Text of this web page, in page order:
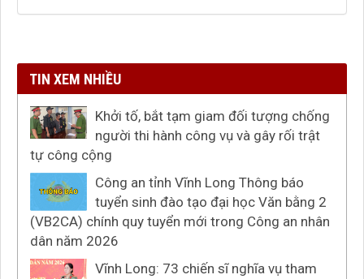
TIN XEM NHIỀU
Khởi tố, bắt tạm giam đối tượng chống
người thi hành công vụ và gây rối trật
tự công cộng
Công an tỉnh Vĩnh Long Thông báo
tuyển sinh đào tạo đại học Văn bằng 2
(VB2CA) chính quy tuyển mới trong Công an nhân
dân năm 2026
Vĩnh Long: 73 chiến sĩ nghĩa vụ tham